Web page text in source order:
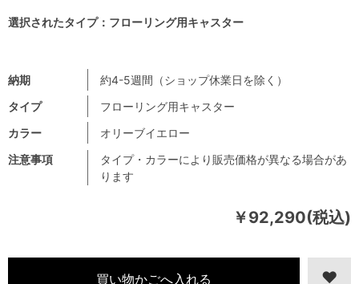
￥92,290(税込)
注意事項
タイプ・カラーにより販売価格が異なる場合があ
ります
納期
約4-5週間（ショップ休業日を除く）
タイプ
フローリング用キャスター
カラー
オリーブイエロー
選択されたタイプ：フローリング用キャスター